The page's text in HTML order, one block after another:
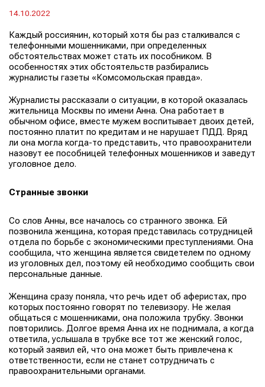
14.10.2022
Каждый россиянин, который хотя бы раз сталкивался с
телефонными мошенниками, при определенных
обстоятельствах может стать их пособником. В
особенностях этих обстоятельств разбирались
журналисты газеты «Комсомольская правда».
Журналисты рассказали о ситуации, в которой оказалась
жительница Москвы по имени Анна. Она работает в
обычном офисе, вместе мужем воспитывает двоих детей,
постоянно платит по кредитам и не нарушает ПДД. Вряд
ли она могла когда-то представить, что правоохранители
назовут ее пособницей телефонных мошенников и заведут
уголовное дело.
Странные звонки
Со слов Анны, все началось со странного звонка. Ей
позвонила женщина, которая представилась сотрудницей
отдела по борьбе с экономическими преступлениями. Она
сообщила, что женщина является свидетелем по одному
из уголовных дел, поэтому ей необходимо сообщить свои
персональные данные.
Женщина сразу поняла, что речь идет об аферистах, про
которых постоянно говорят по телевизору. Не желая
общаться с мошенниками, она положила трубку. Звонки
повторились. Долгое время Анна их не поднимала, а когда
ответила, услышала в трубке все тот же женский голос,
который заявил ей, что она может быть привлечена к
ответственности, если не станет сотрудничать с
правоохранительными органами.